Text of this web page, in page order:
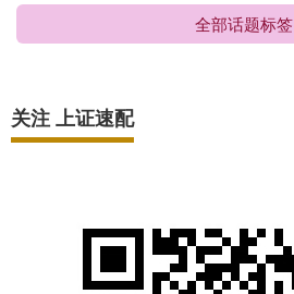
全部话题标签
关注 上证速配